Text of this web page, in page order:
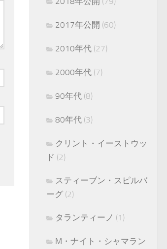
2017年公開 (60)
2010年代 (27)
2000年代 (7)
90年代 (8)
80年代 (3)
クリント・イーストウッ
ド (2)
スティーブン・スピルバ
ーグ (2)
タランティーノ (1)
M・ナイト・シャマラン